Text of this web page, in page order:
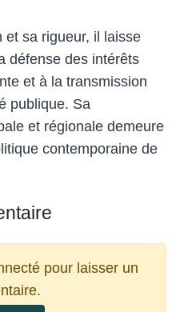
et sa rigueur, il laisse
défense des intérêts
et à la transmission
publique. Sa
et régionale demeure
contemporaine de
pour laisser un